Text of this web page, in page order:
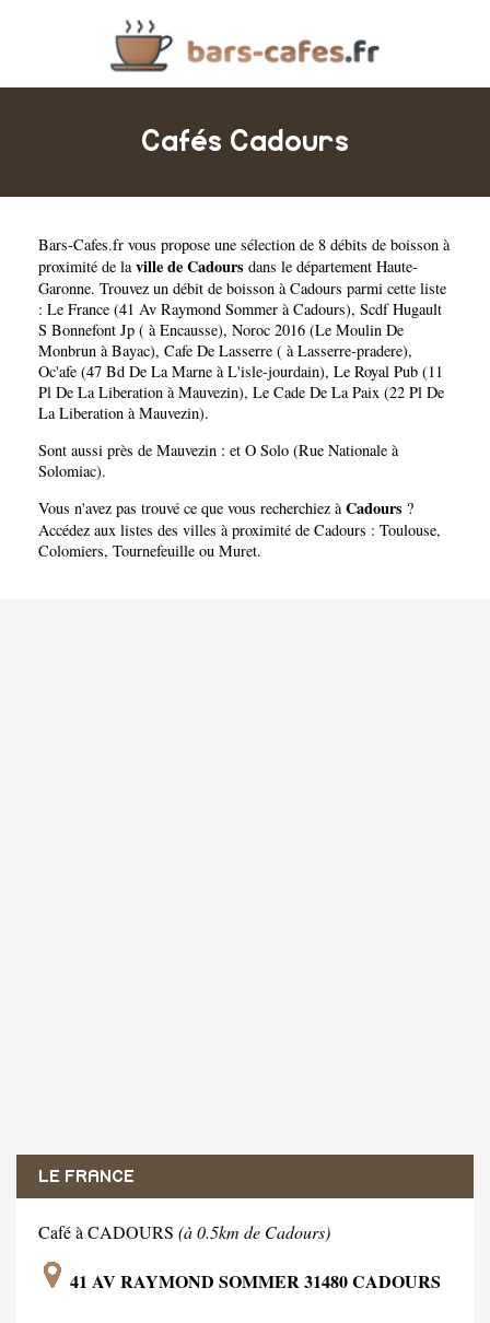
Cafés Cadours
Bars-Cafes.fr vous propose une sélection de 8 débits de boisson à
proximité de laville de Cadours dans le département Haute-
Garonne. Trouvez un débit de boisson à Cadours parmi cette liste
: Le France (41 Av Raymond Sommer à Cadours), Scdf Hugault
S Bonnefont Jp ( à Encausse), Noroc 2016 (Le Moulin De
Monbrun à Bayac), Cafe De Lasserre ( à Lasserre-pradere),
Oc'afe (47 Bd De La Marne à L'isle-jourdain), Le Royal Pub (11
Pl De La Liberation à Mauvezin), Le Cade De La Paix (22 Pl De
La Liberation à Mauvezin).
Sont aussi près de Mauvezin : et O Solo (Rue Nationale à
Solomiac).
Vous n'avez pas trouvé ce que vous recherchiez àCadours ?
Accédez aux listes des villes à proximité de Cadours : Toulouse,
Colomiers, Tournefeuille ou Muret.
LE FRANCE
Café à CADOURS (à 0.5km de Cadours)
41 AV RAYMOND SOMMER 31480 CADOURS